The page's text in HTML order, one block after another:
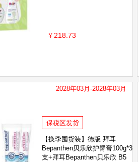
三芳
欧比信 THERMOFLASK
Kelo-cote芭克
安唯伊 Queen Elephant/小象妈咪
Tom'sofMaine汤姆小屋 朵望 狮
￥218.73
2028年03月-2028年03月
保税区发货
【换季囤货装】德版 拜耳
Bepanthen贝乐欣护臀膏100g*3
支+拜耳Bepanthen贝乐欣 B5